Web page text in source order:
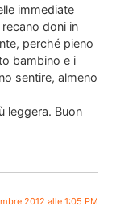
immediate
doni in
perché pieno
bambino e i
sentire, almeno
leggera. Buon
2012 alle 1:05 PM